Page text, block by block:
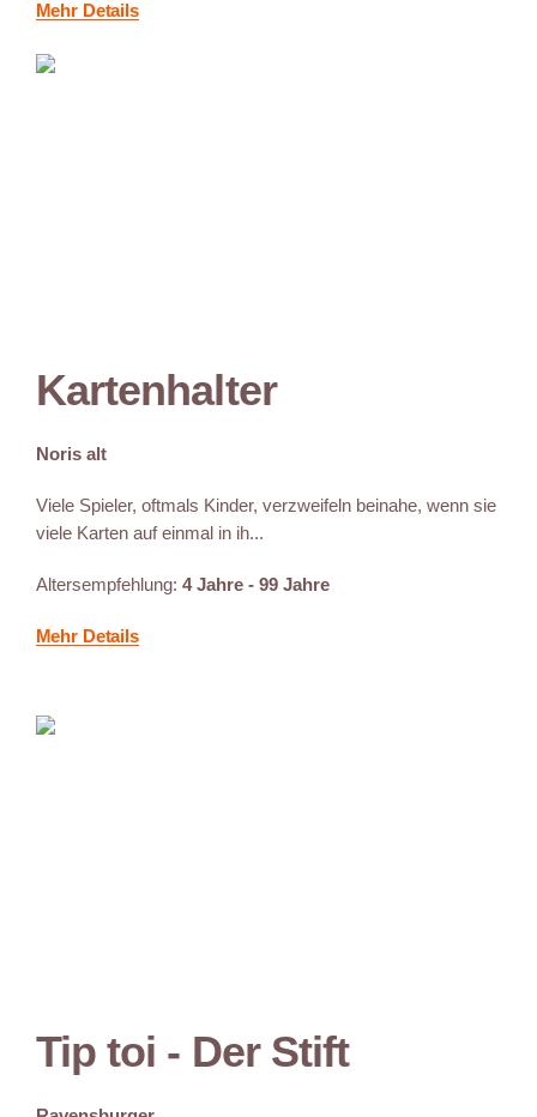
Mehr Details
Kartenhalter
Noris alt
Viele Spieler, oftmals Kinder, verzweifeln beinahe, wenn sie
viele Karten auf einmal in ih...
Altersempfehlung: 4 Jahre - 99 Jahre
Mehr Details
Tip toi - Der Stift